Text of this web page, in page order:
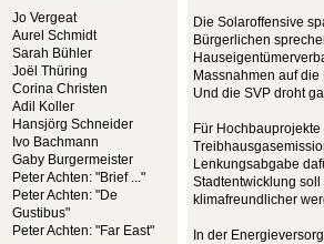
Jo Vergeat
Aurel Schmidt
Sarah Bühler
Joël Thüring
Corina Christen
Adil Koller
Hansjörg Schneider
Ivo Bachmann
Gaby Burgermeister
Peter Achten: "Brief ..."
Peter Achten: "De
Gustibus"
Peter Achten: "Far East"
Die Solaroffensive
Bürgerlichen
Massnahmen auf
Und die SVP droht
Für
Lenkungsabgabe
Stadtentwicklung
klimafreundlicher
In der